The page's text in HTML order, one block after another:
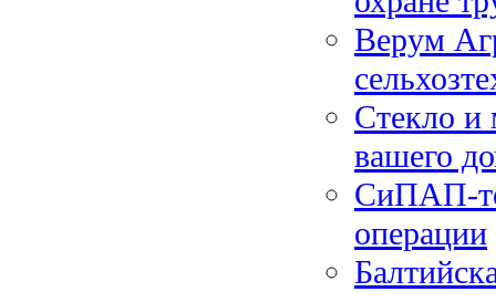
Верум
Стекло и
вашего
СиПАП-
операции